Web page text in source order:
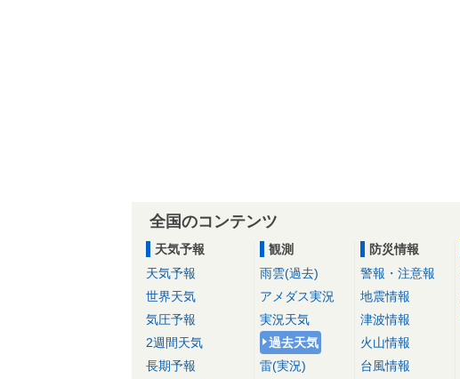
全国のコンテンツ
天気予報
天気予報
世界天気
気圧予報
2週間天気
長期予報
観測
雨雲(過去)
アメダス実況
実況天気
過去天気
雷(実況)
防災情報
警報・注意報
地震情報
津波情報
火山情報
台風情報